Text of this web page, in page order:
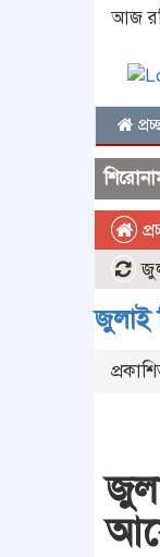
আজ
জুলাই